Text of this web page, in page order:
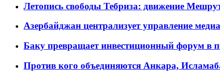
Летопись свободы Тебриза: движение
Азербайджан централизует управление медиа
Баку превращает инвестиционный форум в
Против кого объединяются Анкара,